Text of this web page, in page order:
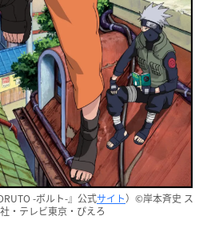
-ボルト-』公式サイト）©岸本斉史 ス
・テレビ東京・ぴえろ